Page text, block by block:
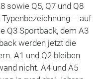
sowie Q5, Q7 und Q8
– auf
Q3 Sportback, dem A3
werden jetzt die
A1 und Q2 bleiben
nicht. A4 und A5